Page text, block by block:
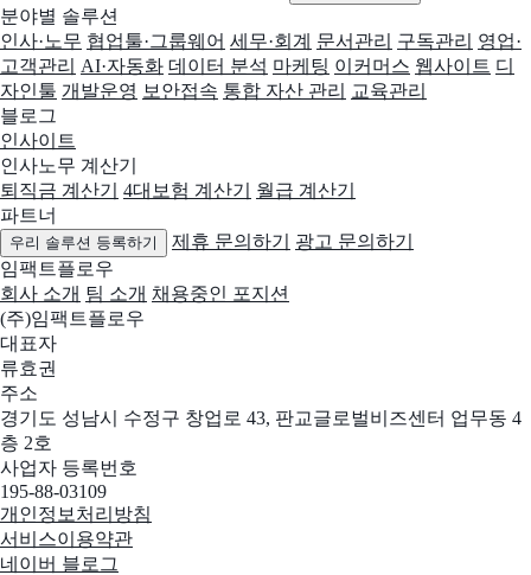
분야별 솔루션
인사·노무 협업툴·그룹웨어 세무·회계 문서관리 구독관리 영업·
고객관리 AI·자동화 데이터 분석 마케팅 이커머스 웹사이트 디
자인툴 개발운영 보안접속 통합 자산 관리
교육관리
블로그
인사이트
인사노무 계산기
퇴직금 계산기
4대보험 계산기
월급 계산기
파트너
우리 솔루션 등록하기 제휴 문의하기
광고 문의하기
임팩트플로우
회사 소개 팀 소개 채용중인 포지션
(주)임팩트플로우
대표자
류효권
주소
경기도 성남시 수정구 창업로 43, 판교글로벌비즈센터 업무동 4
층 2호
사업자 등록번호
195-88-03109
개인정보처리방침
서비스이용약관
네이버 블로그